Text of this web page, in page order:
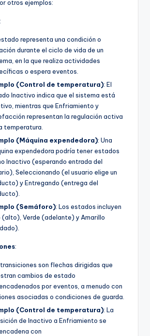
otros ejemplos:
:
representa una condición o
durante el ciclo de vida de un
en la que realiza actividades
o espera eventos.
(Control de temperatura): El
Inactivo indica que el sistema está
mientras que Enfriamiento y
representan la regulación activa
temperatura.
(Máquina expendedora): Una
expendedora podría tener estados
Inactivo (esperando entrada del
Seleccionando (el usuario elige un
y Entregando (entrega del
(Semáforo): Los estados incluyen
(alto), Verde (adelante) y Amarillo
:
son flechas dirigidas que
cambios de estado
por eventos, a menudo con
asociadas o condiciones de guarda.
(Control de temperatura): La
de Inactivo a Enfriamiento se
con